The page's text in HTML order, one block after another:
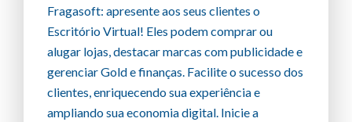
Fragasoft: apresente aos seus clientes o
Escritório Virtual! Eles podem comprar ou
alugar lojas, destacar marcas com publicidade e
gerenciar Gold e finanças. Facilite o sucesso dos
clientes, enriquecendo sua experiência e
ampliando sua economia digital. Inicie a